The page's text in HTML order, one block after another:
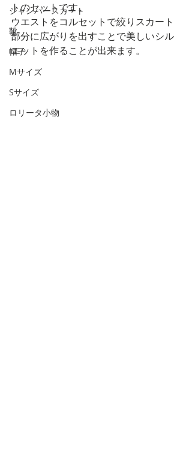
ジャンパースカート
靴
帽子
Mサイズ
Sサイズ
ロリータ小物
トのセットです。
ウエストをコルセットで絞りスカート
部分に広がりを出すことで美しいシル
エットを作ることが出来ます。